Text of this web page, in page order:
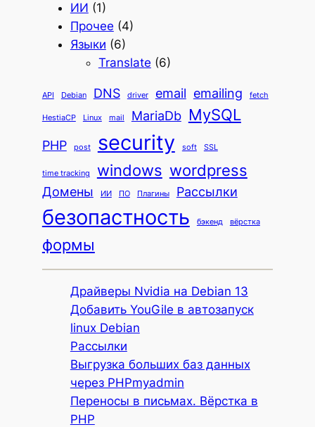
ИИ (1)
Прочее (4)
Языки (6)
Translate (6)
API Debian DNS driver email emailing fetch
HestiaCP Linux mail MariaDb MySQL
PHP post security soft SSL
time tracking windows wordpress
Домены ИИ ПО Плагины Рассылки
безопастность бэкенд вёрстка
формы
Драйверы Nvidia на Debian 13
Добавить YouGile в автозапуск
linux Debian
Рассылки
Выгрузка больших баз данных
через PHPmyadmin
Переносы в письмах. Вёрстка в
PHP